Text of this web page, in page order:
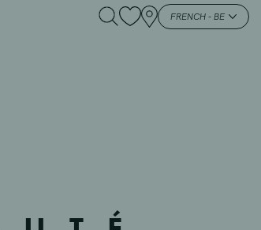
FRENCH - BE
– 5247 –